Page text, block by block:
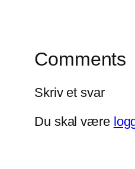
Comments
Skriv et svar
Du skal være